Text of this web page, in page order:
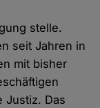
stelle.
seit Jahren in
mit bisher
Justiz. Das